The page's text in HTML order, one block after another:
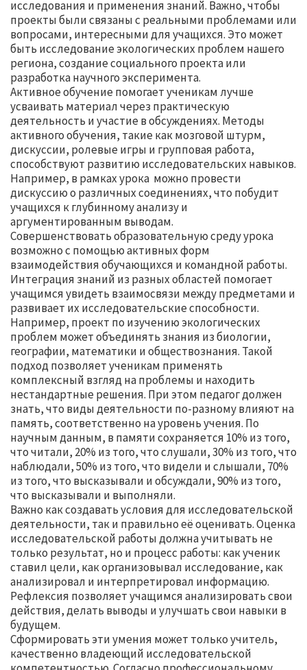
исследования и применения знаний. Важно, чтобы
проекты были связаны с реальными проблемами или
вопросами, интересными для учащихся. Это может
быть исследование экологических проблем нашего
региона, создание социального проекта или
разработка научного эксперимента.
Активное обучение помогает ученикам лучше
усваивать материал через практическую
деятельность и участие в обсуждениях. Методы
активного обучения, такие как мозговой штурм,
дискуссии, ролевые игры и групповая работа,
способствуют развитию исследовательских навыков.
Например, в рамках урока можно провести
дискуссию о различных соединениях, что побудит
учащихся к глубинному анализу и
аргументированным выводам.
Совершенствовать образовательную среду урока
возможно с помощью активных форм
взаимодействия обучающихся и командной работы.
Интеграция знаний из разных областей помогает
учащимся увидеть взаимосвязи между предметами и
развивает их исследовательские способности.
Например, проект по изучению экологических
проблем может объединять знания из биологии,
географии, математики и обществознания. Такой
подход позволяет ученикам применять
комплексный взгляд на проблемы и находить
нестандартные решения. При этом педагог должен
знать, что виды деятельности по-разному влияют на
память, соответственно на уровень учения. По
научным данным, в памяти сохраняется 10% из того,
что читали, 20% из того, что слушали, 30% из того, что
наблюдали, 50% из того, что видели и слышали, 70%
из того, что высказывали и обсуждали, 90% из того,
что высказывали и выполняли.
Важно как создавать условия для исследовательской
деятельности, так и правильно её оценивать. Оценка
исследовательской работы должна учитывать не
только результат, но и процесс работы: как ученик
ставил цели, как организовывал исследование, как
анализировал и интерпретировал информацию.
Рефлексия позволяет учащимся анализировать свои
действия, делать выводы и улучшать свои навыки в
будущем.
Сформировать эти умения может только учитель,
качественно владеющий исследовательской